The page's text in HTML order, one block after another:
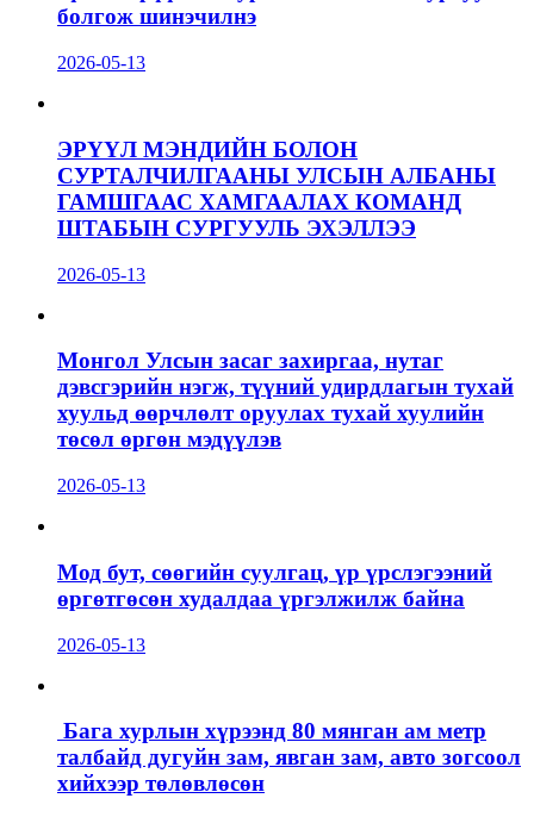
болгож шинэчилнэ
2026-05-13
ЭРҮҮЛ МЭНДИЙН БОЛОН
СУРТАЛЧИЛГААНЫ УЛСЫН АЛБАНЫ
ГАМШГААС ХАМГААЛАХ КОМАНД
ШТАБЫН СУРГУУЛЬ ЭХЭЛЛЭЭ
2026-05-13
Монгол Улсын засаг захиргаа, нутаг
дэвсгэрийн нэгж, түүний удирдлагын тухай
хуульд өөрчлөлт оруулах тухай хуулийн
төсөл өргөн мэдүүлэв
2026-05-13
Мод бут, сөөгийн суулгац, үр үрслэгээний
өргөтгөсөн худалдаа үргэлжилж байна
2026-05-13
Бага хурлын хүрээнд 80 мянган ам метр
талбайд дугуйн зам, явган зам, авто зогсоол
хийхээр төлөвлөсөн